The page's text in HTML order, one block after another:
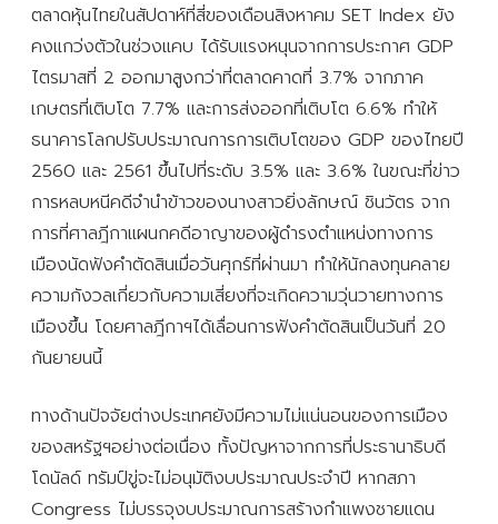
ตลาดหุ้นไทยในสัปดาห์ที่สี่ของเดือนสิงหาคม SET Index ยัง
คงแกว่งตัวในช่วงแคบ ได้รับแรงหนุนจากการประกาศ GDP
ไตรมาสที่ 2 ออกมาสูงกว่าที่ตลาดคาดที่ 3.7% จากภาค
เกษตรที่เติบโต 7.7% และการส่งออกที่เติบโต 6.6% ทำให้
ธนาคารโลกปรับประมาณการการเติบโตของ GDP ของไทยปี
2560 และ 2561 ขึ้นไปที่ระดับ 3.5% และ 3.6% ในขณะที่ข่าว
การหลบหนีคดีจำนำข้าวของนางสาวยิ่งลักษณ์ ชินวัตร จาก
การที่ศาลฎีกาแผนกคดีอาญาของผู้ดำรงตำแหน่งทางการ
เมืองนัดฟังคำตัดสินเมื่อวันศุกร์ที่ผ่านมา ทำให้นักลงทุนคลาย
ความกังวลเกี่ยวกับความเสี่ยงที่จะเกิดความวุ่นวายทางการ
เมืองขึ้น โดยศาลฎีกาฯได้เลื่อนการฟังคำตัดสินเป็นวันที่ 20
กันยายนนี้
ทางด้านปัจจัยต่างประเทศยังมีความไม่แน่นอนของการเมือง
ของสหรัฐฯอย่างต่อเนื่อง ทั้งปัญหาจากการที่ประธานาธิบดี
โดนัลด์ ทรัมป์ขู่จะไม่อนุมัติงบประมาณประจำปี หากสภา
Congress ไม่บรรจุงบประมาณการสร้างกำแพงชายแดน